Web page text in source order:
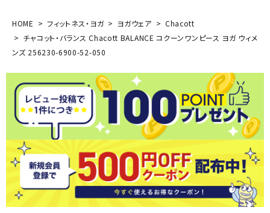
HOME フィットネス・ヨガ ヨガウェア
Chacott
チャコット・バランス Chacott BALANCE コクーンワンピース ヨガ ウィメ
ンズ 256230-6900-52-050